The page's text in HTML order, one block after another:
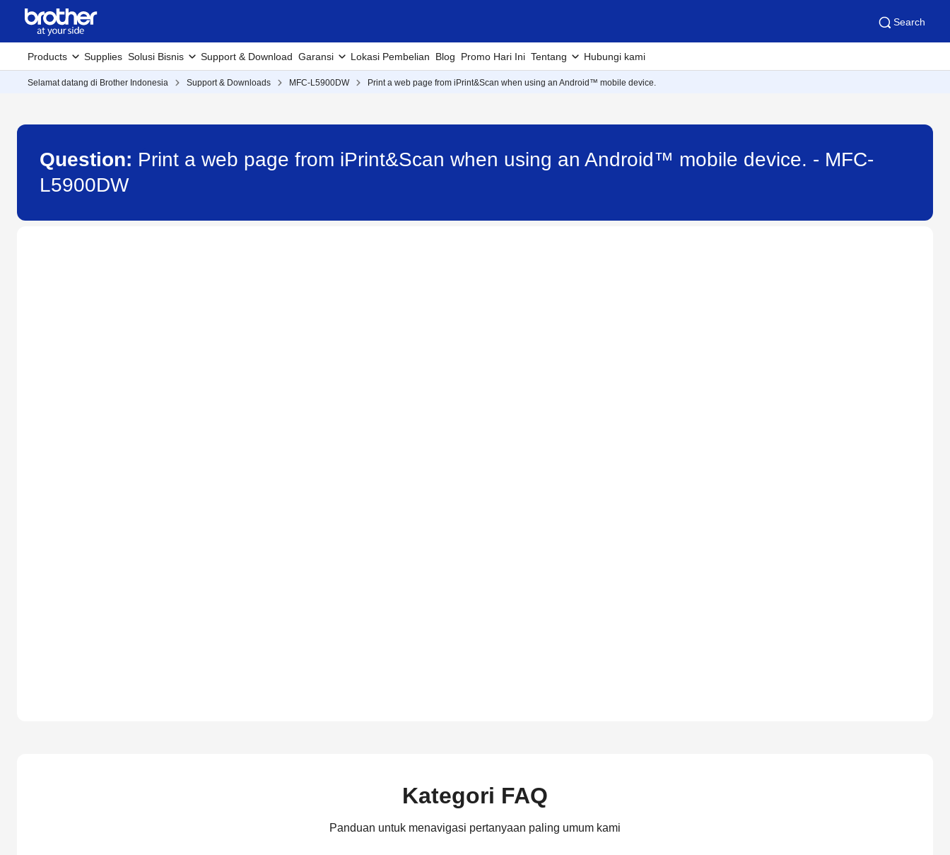
Search
Products Supplies Solusi Bisnis Support & Download Garansi Lokasi Pembelian Blog Promo Hari Ini Tentang Hubungi kami
Selamat datang di Brother Indonesia Support & Downloads MFC-L5900DW Print a web page from iPrint&Scan when using an Android™ mobile device.
Question: Print a web page from iPrint&Scan when using an Android™ mobile device. - MFC-
L5900DW
Kategori FAQ
Panduan untuk menavigasi pertanyaan paling umum kami